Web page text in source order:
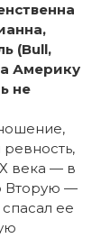
(Bull,
Америку
не
века — в
Вторую —
ее